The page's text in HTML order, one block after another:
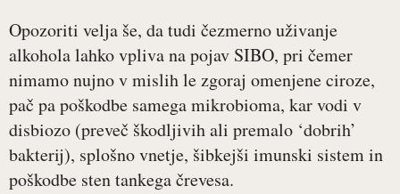
Opozoriti velja še, da tudi čezmerno uživanje
alkohola lahko vpliva na pojav SIBO, pri čemer
nimamo nujno v mislih le zgoraj omenjene ciroze,
pač pa poškodbe samega mikrobioma, kar vodi v
disbiozo (preveč škodljivih ali premalo ‘dobrih’
bakterij), splošno vnetje, šibkejši imunski sistem in
poškodbe sten tankega črevesa.